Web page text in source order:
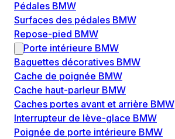
Pédales BMW
Surfaces des pédales BMW
Repose-pied BMW
Porte intérieure BMW
Baguettes décoratives BMW
Cache de poignée BMW
Cache haut-parleur BMW
Caches portes avant et arrière BMW
Interrupteur de lève-glace BMW
Poignée de porte intérieure BMW